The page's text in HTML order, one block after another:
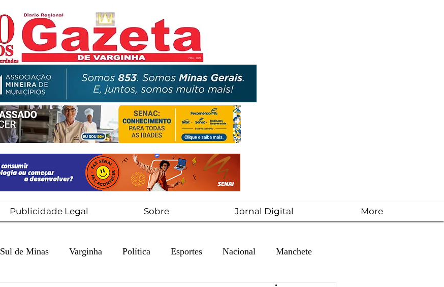
Publicidade Legal Sobre Jornal Digital More
Sul de Minas Varginha Política Esportes Nacional Manchete